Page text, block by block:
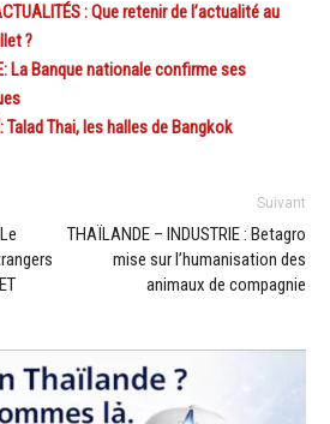
: Que retenir de l’actualité au
?
La Banque nationale confirme ses
Talad Thai, les halles de Bangkok
Suivant
THAÏLANDE – INDUSTRIE : Betagro
mise sur l’humanisation des
animaux de compagnie